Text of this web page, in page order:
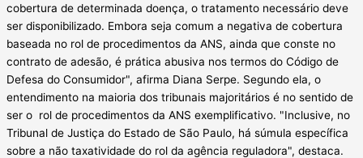
cobertura de determinada doença, o tratamento necessário deve
ser disponibilizado. Embora seja comum a negativa de cobertura
baseada no rol de procedimentos da ANS, ainda que conste no
contrato de adesão, é prática abusiva nos termos do Código de
Defesa do Consumidor", afirma Diana Serpe. Segundo ela, o
entendimento na maioria dos tribunais majoritários é no sentido de
ser o rol de procedimentos da ANS exemplificativo. "Inclusive, no
Tribunal de Justiça do Estado de São Paulo, há súmula específica
sobre a não taxatividade do rol da agência reguladora", destaca.